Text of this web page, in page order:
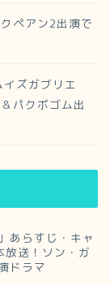
ペアン2出演で
ズガブリエ
パクボゴム出
あらすじ・キャ
送！ソン・ガ
ドラマ